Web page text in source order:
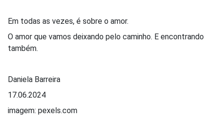
Em todas as vezes, é sobre o amor.
O amor que vamos deixando pelo caminho. E encontrando
também.
Daniela Barreira
17.06.2024
imagem: pexels.com